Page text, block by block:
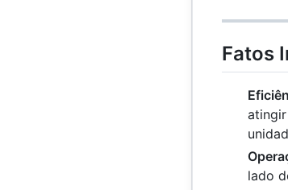
Fatos
lado